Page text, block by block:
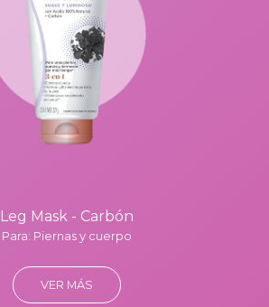
Leg Mask - Carbón
Para: Piernas y cuerpo
VER MÁS